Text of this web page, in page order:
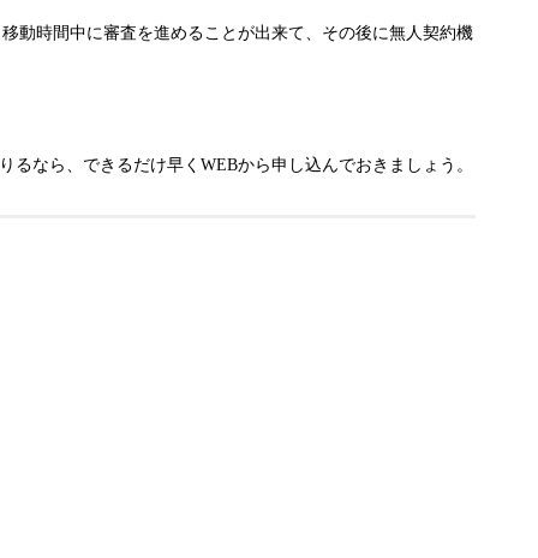
動時間中に審査を進めることが出来て、その後に無人契約機
なら、できるだけ早くWEBから申し込んでおきましょう。